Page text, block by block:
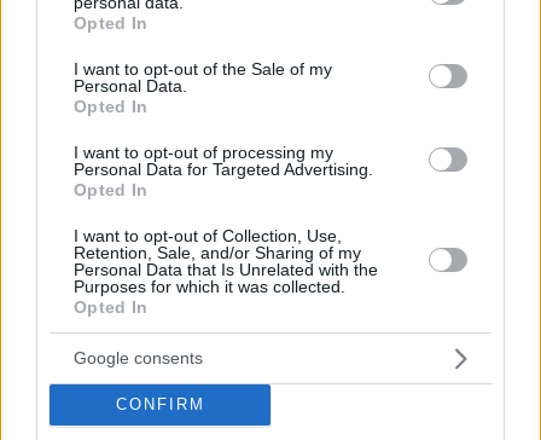
grant or deny consent to Google and its third-party tags to
use your data for below specified purposes in below Google
consent section.
Opted In
I want to opt-out of the Sale of my
Personal Data.
Opted In
I want to opt-out of processing my
Personal Data for Targeted Advertising.
Opted In
I want to opt-out of Collection, Use,
Retention, Sale, and/or Sharing of my
Personal Data that Is Unrelated with the
Purposes for which it was collected.
Opted In
Google consents
CONFIRM
Είδος υπό εξαφάνιση οι υπερπολύτεκνοι στην
Ελλάδα που γερνάει: Τα... δύο ταψιά μεσημεριανό,
τα επιδόματα, η καθημερινότητά τους
07.08.2026, 15:59